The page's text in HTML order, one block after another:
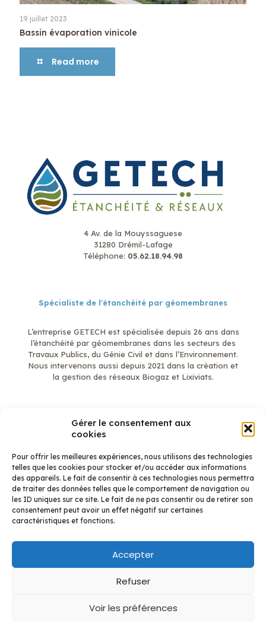
Gérer le consentement aux
cookies
Pour offrir les meilleures expériences, nous utilisons des technologies
telles que les cookies pour stocker et/ou accéder aux informations
des appareils. Le fait de consentir à ces technologies nous permettra
de traiter des données telles que le comportement de navigation ou
les ID uniques sur ce site. Le fait de ne pas consentir ou de retirer son
consentement peut avoir un effet négatif sur certaines
caractéristiques et fonctions.
Accepter
Refuser
Voir les préférences
19 juillet 2023
Bassin évaporation vinicole
Read more
4 Av. de la Mouyssaguese
31280 Drémil-Lafage
Téléphone: 05.62.18.94.98
Spécialiste de l'étanchéité par géomembranes
L’entreprise GETECH est spécialisée depuis 26 ans dans
l’étanchéité par géomembranes dans les secteurs des
Travaux Publics, du Génie Civil et dans l’Environnement.
Nous intervenons aussi depuis 2021 dans la création et
la gestion des réseaux Biogaz et Lixiviats.
En savoir plus
Mentions légales
Étanchéité
Biogaz et Lixiviats
Réalisations Étanchéité
Réalisation Biogaz
Contact
©Getech - 2026 - Réalisation : Les publicitaires